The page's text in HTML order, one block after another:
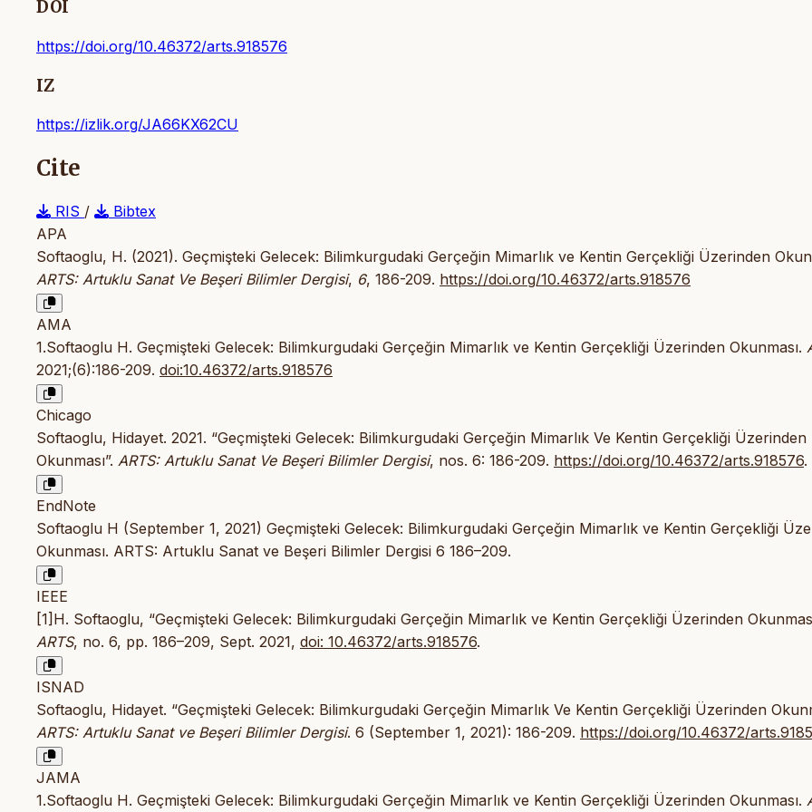
DOI
https://doi.org/10.46372/arts.918576
IZ
https://izlik.org/JA66KX62CU
Cite
RIS /
Bibtex
APA
Softaoglu, H. (2021). Geçmişteki Gelecek: Bilimkurgudaki Gerçeğin Mimarlık ve Kentin Gerçekliği Üzerinden
ARTS: Artuklu Sanat Ve Beşeri Bilimler Dergisi, 6, 186-209. https://doi.org/10.46372/arts.918576
AMA
1.Softaoglu H. Geçmişteki Gelecek: Bilimkurgudaki Gerçeğin Mimarlık ve Kentin Gerçekliği Üzerinden Okunması.
2021;(6):186-209. doi:10.46372/arts.918576
Chicago
Softaoglu, Hidayet. 2021. “Geçmişteki Gelecek: Bilimkurgudaki Gerçeğin Mimarlık Ve Kentin Gerçekliği Üzerinden
Okunması”. ARTS: Artuklu Sanat Ve Beşeri Bilimler Dergisi, nos. 6: 186-209. https://doi.org/10.46372/arts.918576.
EndNote
Softaoglu H (September 1, 2021) Geçmişteki Gelecek: Bilimkurgudaki Gerçeğin Mimarlık ve Kentin Gerçekliği
Okunması. ARTS: Artuklu Sanat ve Beşeri Bilimler Dergisi 6 186–209.
IEEE
[1]H. Softaoglu, “Geçmişteki Gelecek: Bilimkurgudaki Gerçeğin Mimarlık ve Kentin Gerçekliği Üzerinden
ARTS, no. 6, pp. 186–209, Sept. 2021, doi: 10.46372/arts.918576.
ISNAD
Softaoglu, Hidayet. “Geçmişteki Gelecek: Bilimkurgudaki Gerçeğin Mimarlık Ve Kentin Gerçekliği Üzerinden
ARTS: Artuklu Sanat ve Beşeri Bilimler Dergisi. 6 (September 1, 2021): 186-209. https://doi.org/10.46372/
JAMA
1.Softaoglu H. Geçmişteki Gelecek: Bilimkurgudaki Gerçeğin Mimarlık ve Kentin Gerçekliği Üzerinden Okunması.